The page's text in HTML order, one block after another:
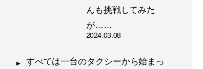
んも挑戦してみた
が……
2024.03.08
すべては一台のタクシーから始まっ